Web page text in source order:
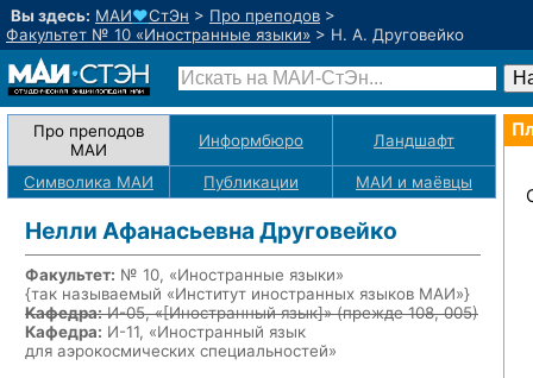
Вы здесь: МАИ♥СтЭн > Про преподов >
Факультет № 10 «Иностранные языки» > Н. А. Друговейко
Про преподов
МАИ
Информбюро Ландшафт
Символика МАИ Публикации МАИ и маёвцы
Нелли Афанасьевна Друговейко
Факультет: № 10, «Иностранные языки»
{так называемый «Институт иностранных языков МАИ»}
Кафедра:И-05, «[Иностранный язык]» (прежде 108, 005)
Кафедра: И-11, «Иностранный язык
для аэрокосмических специальностей»